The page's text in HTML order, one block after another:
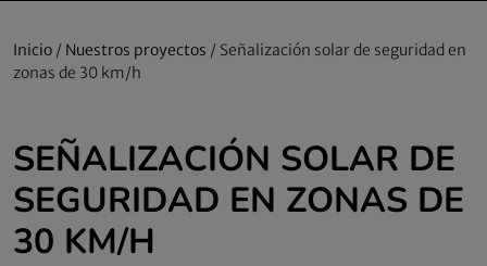
Inicio / Nuestros proyectos / Señalización solar de seguridad en
zonas de 30 km/h
SEÑALIZACIÓN SOLAR DE
SEGURIDAD EN ZONAS DE
30 KM/H